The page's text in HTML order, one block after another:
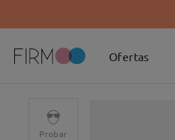
Ofertas
Probar